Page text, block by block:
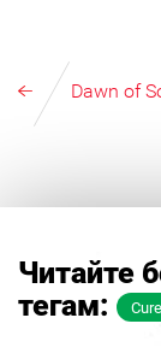
Dawn of
Читайте
тегам:
Cure